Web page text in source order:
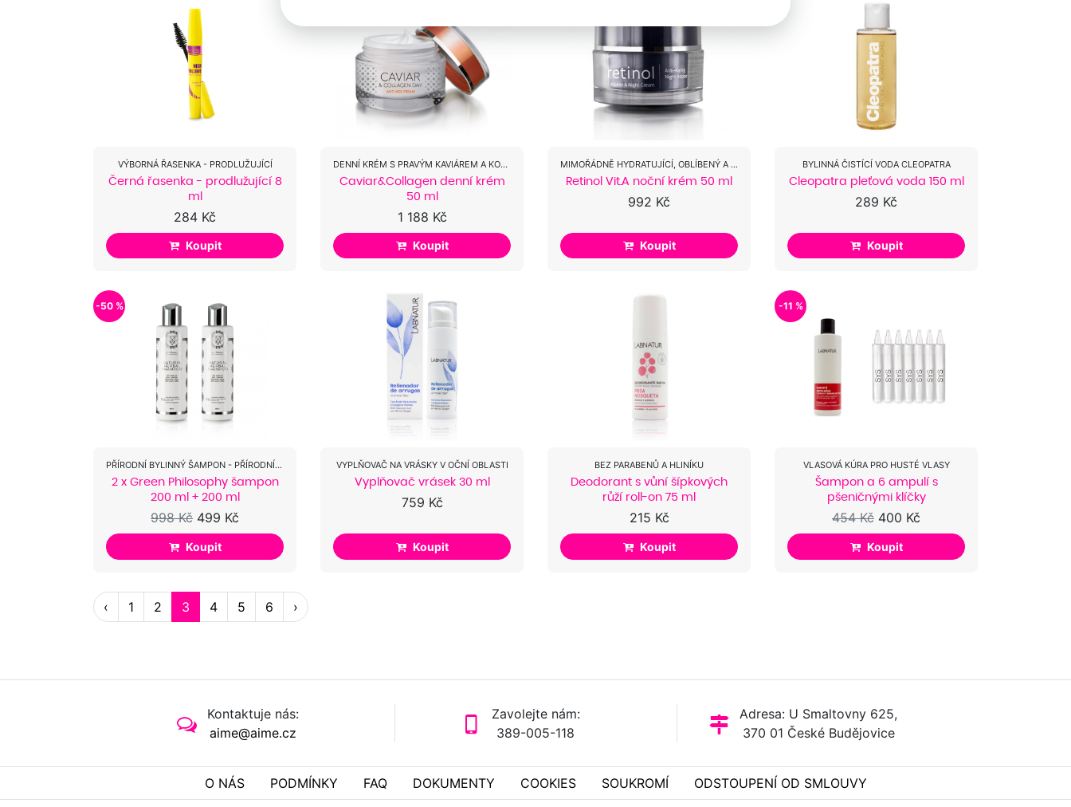
VÝBORNÁ ŘASENKA - PRODLUŽUJÍCÍ
Černá řasenka - prodlužující 8
ml
284 Kč
Koupit
DENNÍ KRÉM S PRAVÝM KAVIÁREM A KOLAGENEM
Caviar&Collagen denní krém
50 ml
1 188 Kč
Koupit
MIMOŘÁDNĚ HYDRATUJÍCÍ, OBLÍBENÝ A ÚČINNÝ!
Retinol Vit.A noční krém 50 ml
992 Kč
Koupit
BYLINNÁ ČISTÍCÍ VODA CLEOPATRA
Cleopatra pleťová voda 150 ml
289 Kč
Koupit
-50 %
PŘÍRODNÍ BYLINNÝ ŠAMPON - PŘÍRODNÍ ALTERNATIVA...
2 x Green Philosophy šampon
200 ml + 200 ml
998 Kč 499 Kč
Koupit
VYPLŇOVAČ NA VRÁSKY V OČNÍ OBLASTI
Vyplňovač vrásek 30 ml
759 Kč
Koupit
BEZ PARABENŮ A HLINÍKU
Deodorant s vůní šípkových
růží roll-on 75 ml
215 Kč
Koupit
-11 %
VLASOVÁ KÚRA PRO HUSTÉ VLASY
Šampon a 6 ampulí s
pšeničnými klíčky
454 Kč 400 Kč
Koupit
‹ 1 2 3 4 5 6 ›
Kontaktuje nás:
aime@aime.cz
Zavolejte nám:
389-005-118
Adresa: U Smaltovny 625,
370 01 České Budějovice
O NÁS PODMÍNKY FAQ DOKUMENTY COOKIES SOUKROMÍ ODSTOUPENÍ OD SMLOUVY